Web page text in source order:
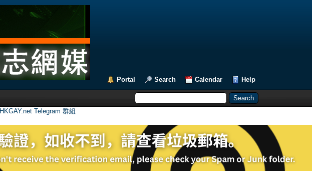
Portal Search Calendar Help
HKGAY.net Telegram 群組